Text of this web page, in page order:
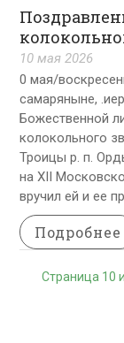
10 мая 2026
0 мая/
самаряныне,
Божественной
колокольного
Троицы р. п.
на XII
вручил ей и ее
Подробнее
Страница 10